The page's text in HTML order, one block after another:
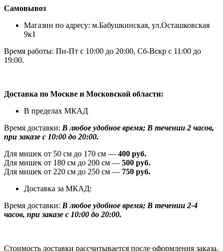
Самовывоз
Магазин по адресу: м.Бабушкинская, ул.Осташковская
9к1
Время работы: Пн-Пт с 10:00 до 20:00, Сб-Вскр с 11:00 до
19:00.
Доставка по Москве и Московской области:
В пределах МКАД
Время доставки: В любое удобное время; В течении 2 часов,
при заказе с 10:00 до 20:00.
Для мишек от 50 см до 170 см — 400 руб.
Для мишек от 180 см до 200 см — 500 руб.
Для мишек от 220 см до 250 см — 750 руб.
Доставка за МКАД:
Время доставки: В любое удобное время; В течении 2-4
часов, при заказе с 10:00 до 20:00.
Стоимость доставки рассчитывается после оформления заказа,